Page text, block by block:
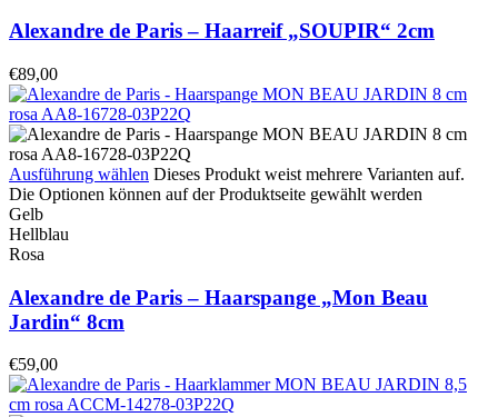
Alexandre de Paris – Haarreif „SOUPIR“ 2cm
€89,00
Ausführung wählen Dieses Produkt weist mehrere Varianten auf.
Die Optionen können auf der Produktseite gewählt werden
Gelb
Hellblau
Rosa
Alexandre de Paris – Haarspange „Mon Beau
Jardin“ 8cm
€59,00